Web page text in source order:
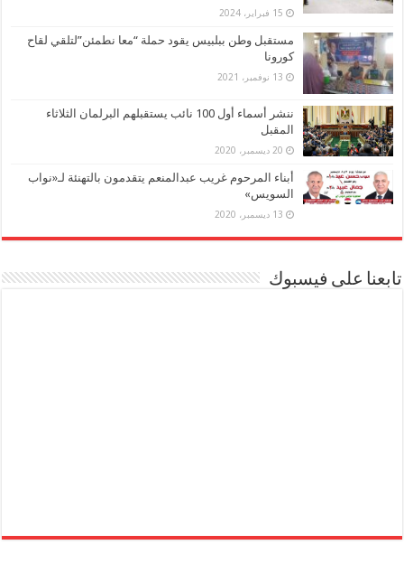
15 فبراير، 2024
مستقبل وطن ببلبيس يقود حملة “معا نطمئن”لتلقي لقاح
كورونا
13 نوفمبر، 2021
ننشر أسماء أول 100 نائب يستقبلهم البرلمان الثلاثاء
المقبل
20 ديسمبر، 2020
أبناء المرحوم غريب عبدالمنعم يتقدمون بالتهنئة لـ«نواب
السويس»
13 ديسمبر، 2020
تابعنا على فيسبوك